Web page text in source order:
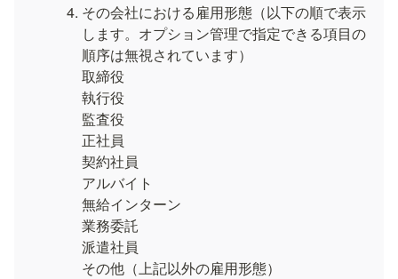
その会社における雇用形態（以下の順で表示
します。オプション管理で指定できる項目の
順序は無視されています）
取締役
執行役
監査役
正社員
契約社員
アルバイト
無給インターン
業務委託
派遣社員
その他（上記以外の雇用形態）